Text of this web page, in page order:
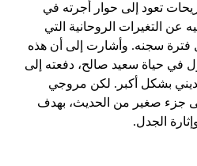
تعود إلى حوار أجرته في
التغيرات الروحانية التي
فترة سجنه. وأشارت إلى أن هذه
في حياة سعيد صالح، دفعته إلى
الديني بشكل أكبر. لكن مروجي
جزء صغير من الحديث، بهدف
الجدل.